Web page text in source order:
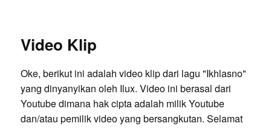
Video Klip
Oke, berikut ini adalah video klip dari lagu "Ikhlasno"
yang dinyanyikan oleh Ilux. Video ini berasal dari
Youtube dimana hak cipta adalah milik Youtube
dan/atau pemilik video yang bersangkutan. Selamat